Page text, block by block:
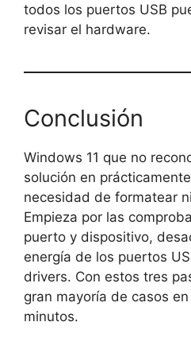
todos los puertos USB
revisar el hardware.
Conclusión
Windows 11 que no
solución en
necesidad de formatear
Empieza por las
puerto y dispositivo,
energía de los puertos
drivers. Con estos tres
gran mayoría de casos
minutos.